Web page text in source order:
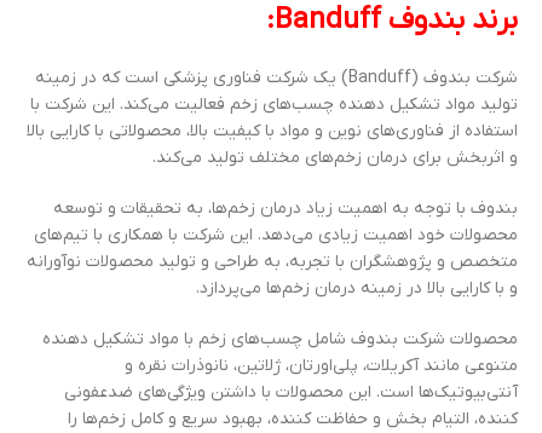
برند بندوف Banduff:
شرکت بندوف (Banduff) یک شرکت فناوری پزشکی است که در زمینه
تولید مواد تشکیل دهنده چسب‌های زخم فعالیت می‌کند. این شرکت با
استفاده از فناوری‌های نوین و مواد با کیفیت بالا، محصولاتی با کارایی بالا
و اثربخش برای درمان زخم‌های مختلف تولید می‌کند.
بندوف با توجه به اهمیت زیاد درمان زخم‌ها، به تحقیقات و توسعه
محصولات خود اهمیت زیادی می‌دهد. این شرکت با همکاری با تیم‌های
متخصص و پژوهشگران با تجربه، به طراحی و تولید محصولات نوآورانه
و با کارایی بالا در زمینه درمان زخم‌ها می‌پردازد.
محصولات شرکت بندوف شامل چسب‌های زخم با مواد تشکیل دهنده
متنوعی مانند آکریلات، پلی‌اورتان، ژلاتین، نانوذرات نقره و
آنتی‌بیوتیک‌ها است. این محصولات با داشتن ویژگی‌های ضدعفونی
کننده، التیام بخش و حفاظت کننده، بهبود سریع و کامل زخم‌ها را